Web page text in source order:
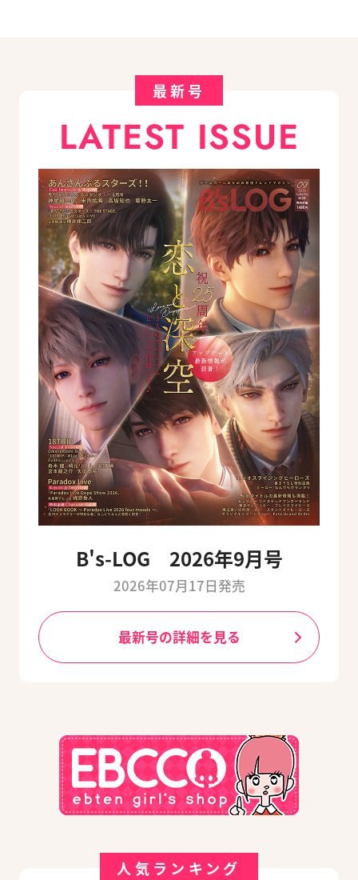
最新号
LATEST ISSUE
B's-LOG 2026年9月号
2026年07月17日発売
最新号の詳細を見る
人気ランキング